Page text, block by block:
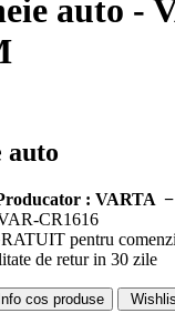
auto -
auto
: VARTA −
CR1616
pentru
de retur in 30 zile
Info cos produse